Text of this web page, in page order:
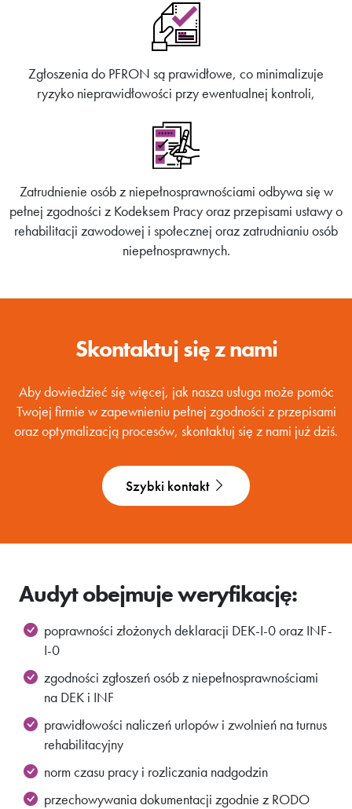
Zgłoszenia do PFRON są prawidłowe, co minimalizuje
ryzyko nieprawidłowości przy ewentualnej kontroli,
Zatrudnienie osób z niepełnosprawnościami odbywa się w
pełnej zgodności z Kodeksem Pracy oraz przepisami ustawy o
rehabilitacji zawodowej i społecznej oraz zatrudnianiu osób
niepełnosprawnych.
Skontaktuj się z nami
Aby dowiedzieć się więcej, jak nasza usługa może pomóc
Twojej firmie w zapewnieniu pełnej zgodności z przepisami
oraz optymalizacją procesów, skontaktuj się z nami już dziś.
Szybki kontakt
Audyt obejmuje weryfikację:
poprawności złożonych deklaracji DEK-I-0 oraz INF-
I-0
zgodności zgłoszeń osób z niepełnosprawnościami
na DEK i INF
prawidłowości naliczeń urlopów i zwolnień na turnus
rehabilitacyjny
norm czasu pracy i rozliczania nadgodzin
przechowywania dokumentacji zgodnie z RODO